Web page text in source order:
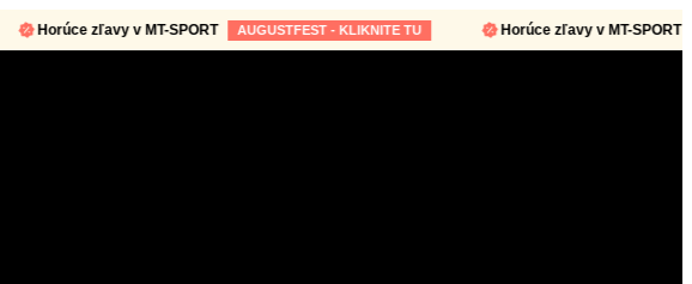
Horúce zľavy v MT-SPORT AUGUSTFEST - KLIKNITE TU Horúce zľavy v MT-SPORT